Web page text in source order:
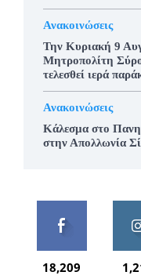
Ανακοινώσεις
Την Κυριακή 9
Μητροπολίτη
τελεσθεί ιερά
Ανακοινώσεις
Κάλεσμα στο
στην Απολλωνία
18,209